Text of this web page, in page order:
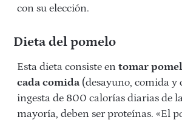
con su elección.
Dieta del pomelo
Esta dieta consiste en tomar
cada comida (desayuno, comida y
ingesta de 800 calorías diarias de
mayoría, deben ser proteínas. «El